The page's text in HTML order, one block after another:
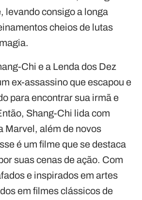
levando consigo a longa
cheios de lutas
Chi e a Lenda dos Dez
ex-assassino que escapou e
para encontrar sua irmã e
Shang-Chi lida com
Marvel, além de novos
é um filme que se destaca
suas cenas de ação. Com
e inspirados em artes
em filmes clássicos de